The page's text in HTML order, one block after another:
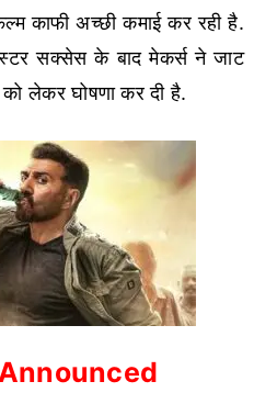
काफी अच्छी कमाई कर रही है.
सक्सेस के बाद मेकर्स ने जाट
लेकर घोषणा कर दी है.